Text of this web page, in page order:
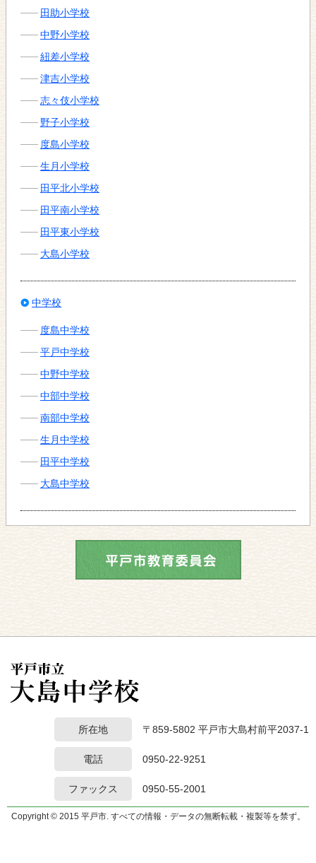
田助小学校
中野小学校
紐差小学校
津吉小学校
志々伎小学校
野子小学校
度島小学校
生月小学校
田平北小学校
田平南小学校
田平東小学校
大島小学校
中学校
度島中学校
平戸中学校
中野中学校
中部中学校
南部中学校
生月中学校
田平中学校
大島中学校
所在地 〒859-5802 平戸市大島村前平2037-1
電話 0950-22-9251
ファックス 0950-55-2001
Copyright © 2015 平戸市. すべての情報・データの無断転載・複製等を禁ず。